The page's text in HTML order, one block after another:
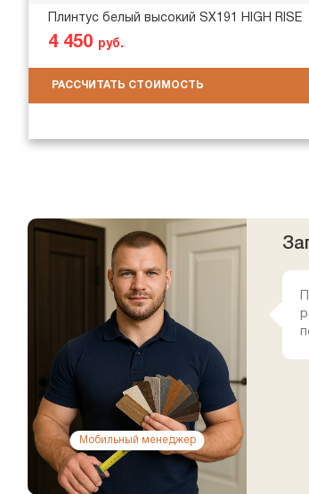
Плинтус белый высокий SX191 HIGH RISE
4 450 руб.
РАССЧИТАТЬ СТОИМОСТЬ
Мобильный менеджер